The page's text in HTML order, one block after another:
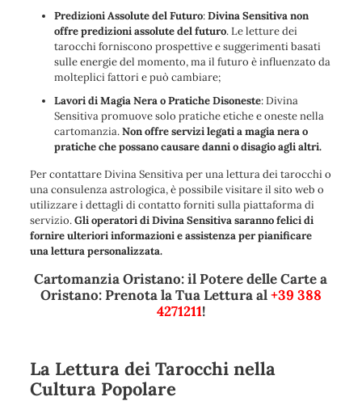
Predizioni Assolute del Futuro:Divina Sensitiva non
offre predizioni assolute del futuro. Le letture dei
tarocchi forniscono prospettive e suggerimenti basati
sulle energie del momento, ma il futuro è influenzato da
molteplici fattori e può cambiare;
Lavori di Magia Nera o Pratiche Disoneste: Divina
Sensitiva promuove solo pratiche etiche e oneste nella
cartomanzia.Non offre servizi legati a magia nera o
pratiche che possano causare danni o disagio agli altri.
Per contattare Divina Sensitiva per una lettura dei tarocchi o
una consulenza astrologica, è possibile visitare il sito web o
utilizzare i dettagli di contatto forniti sulla piattaforma di
servizio.Gli operatori di Divina Sensitiva saranno felici di
fornire ulteriori informazioni e assistenza per pianificare
una lettura personalizzata.
Cartomanzia Oristano: il Potere delle Carte a
Oristano: Prenota la Tua Lettura al+39 388
4271211!
La Lettura dei Tarocchi nella
Cultura Popolare